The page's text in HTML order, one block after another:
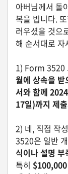
아버님께서 돌
복을 빕니다.
러우셨을 것으
해 순서대로
1) Form 3520
월에 상속을 받
서와 함께
17일)까지 제
2) 네, 직접 작
3520은 일반
식이나 설명 부
특히 $100,000